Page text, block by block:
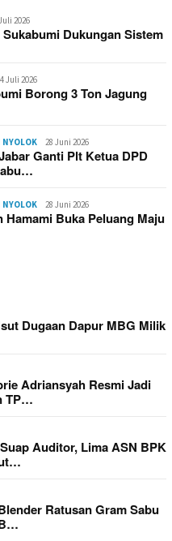
2026
Dukungan Sistem
4 Juli 2026
Borong 3 Ton Jagung
NYOLOK 28 Juni 2026
Ganti Plt Ketua DPD
NYOLOK 28 Juni 2026
Buka Peluang Maju
Dugaan Dapur MBG Milik
Adriansyah Resmi Jadi
TP…
Auditor, Lima ASN BPK
Ratusan Gram Sabu